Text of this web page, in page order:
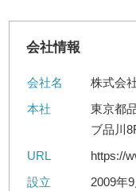
会社情報
会社名
株式会
本社
東京都
ブ品川
URL
https://
設立
2009年9